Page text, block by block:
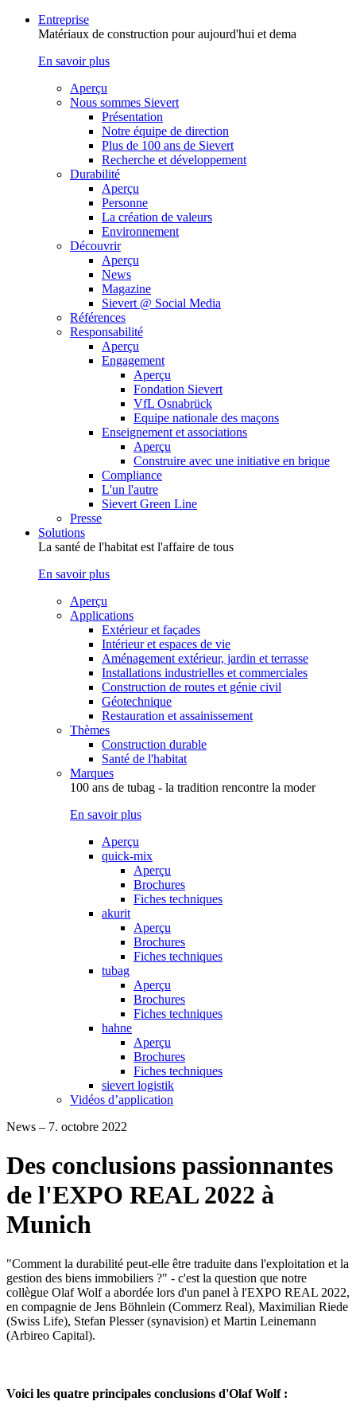
Entreprise
Matériaux de construction pour aujourd'hui et dema
En savoir plus
Aperçu
Nous sommes Sievert
Présentation
Notre équipe de direction
Plus de 100 ans de Sievert
Recherche et développement
Durabilité
Aperçu
Personne
La création de valeurs
Environnement
Découvrir
Aperçu
News
Magazine
Sievert @ Social Media
Références
Responsabilité
Aperçu
Engagement
Aperçu
Fondation Sievert
VfL Osnabrück
Equipe nationale des maçons
Enseignement et associations
Aperçu
Construire avec une initiative en brique
Compliance
L'un l'autre
Sievert Green Line
Presse
Solutions
La santé de l'habitat est l'affaire de tous
En savoir plus
Aperçu
Applications
Extérieur et façades
Intérieur et espaces de vie
Aménagement extérieur, jardin et terrasse
Installations industrielles et commerciales
Construction de routes et génie civil
Géotechnique
Restauration et assainissement
Thèmes
Construction durable
Santé de l'habitat
Marques
100 ans de tubag - la tradition rencontre la moder
En savoir plus
Aperçu
quick-mix
Aperçu
Brochures
Fiches techniques
akurit
Aperçu
Brochures
Fiches techniques
tubag
Aperçu
Brochures
Fiches techniques
hahne
Aperçu
Brochures
Fiches techniques
sievert logistik
Vidéos d’application
News – 7. octobre 2022
Des conclusions passionnantes
de l'EXPO REAL 2022 à
Munich
"Comment la durabilité peut-elle être traduite dans l'exploitation et la
gestion des biens immobiliers ?" - c'est la question que notre
collègue Olaf Wolf a abordée lors d'un panel à l'EXPO REAL 2022,
en compagnie de Jens Böhnlein (Commerz Real), Maximilian Riede
(Swiss Life), Stefan Plesser (synavision) et Martin Leinemann
(Arbireo Capital).
Voici les quatre principales conclusions d'Olaf Wolf :